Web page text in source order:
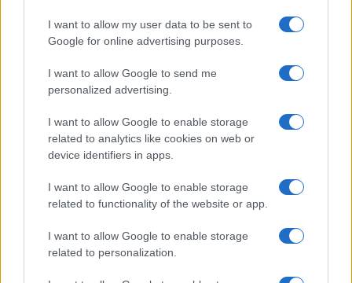
I want to allow my user data to be sent to
Google for online advertising purposes.
I want to allow Google to send me
personalized advertising.
I want to allow Google to enable storage
related to analytics like cookies on web or
device identifiers in apps.
I want to allow Google to enable storage
related to functionality of the website or app.
I want to allow Google to enable storage
related to personalization.
Una mossa che potrebbe preludere a una nuova
fase di dialogo, pur in un quadro ancora incerto.
Non mancano, infatti, i segnali contrastanti.
Trump, che da settimane intrattiene un canale
Witkoff, ha da un lato parlato di un accordo ormai
vicino, dall’altro ha accusato Vladimir Putin di
sanzioni in caso di ulteriori rinvii.
Leggi anche: